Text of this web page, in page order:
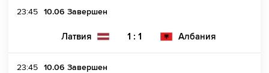
23:45 10.06 Завершен
Латвия 1 : 1 Албания
23:45 10.06 Завершен